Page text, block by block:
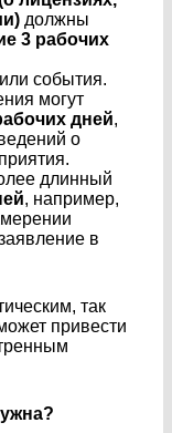
должны
3 рабочих
события.
могут
дней,
о
длинный
, например,
в
так
привести